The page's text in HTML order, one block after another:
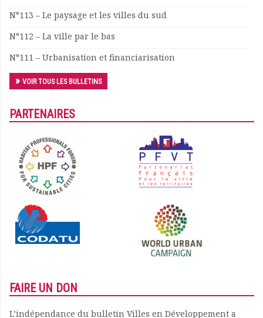
N°113 – Le paysage et les villes du sud
N°112 – La ville par le bas
N°111 – Urbanisation et financiarisation
VOIR TOUS LES BULLETINS
PARTENAIRES
FAIRE UN DON
L’indépendance du bulletin Villes en Développement a